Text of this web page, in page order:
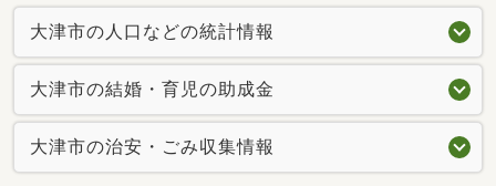
大津市の人口などの統計情報
大津市の結婚・育児の助成金
大津市の治安・ごみ収集情報